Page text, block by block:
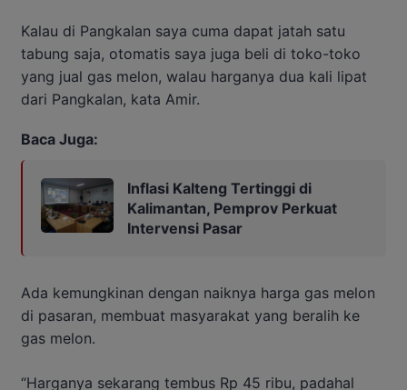
Kalau di Pangkalan saya cuma dapat jatah satu
tabung saja, otomatis saya juga beli di toko-toko
yang jual gas melon, walau harganya dua kali lipat
dari Pangkalan, kata Amir.
Baca Juga:
Inflasi Kalteng Tertinggi di
Kalimantan, Pemprov Perkuat
Intervensi Pasar
Ada kemungkinan dengan naiknya harga gas melon
di pasaran, membuat masyarakat yang beralih ke
gas melon.
“Harganya sekarang tembus Rp 45 ribu, padahal